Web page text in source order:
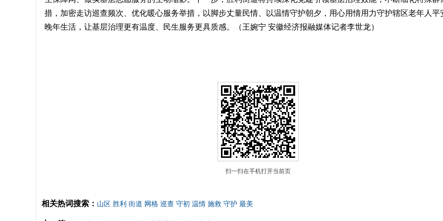
措，加密走访巡查频次、优化暖心服务举措，以脚步丈量民情、以温情守护朝夕，用心用情用力守护辖区老年人平
晚年生活，让基层治理更有温度、民生服务更具质感。（王婉宁 安徽经济报融媒体记者李世龙）
扫一扫在手机打开当前页
相关热词搜索： 山区 胜利 街道 网格 巡查 守初 温情 施救 守护 最美